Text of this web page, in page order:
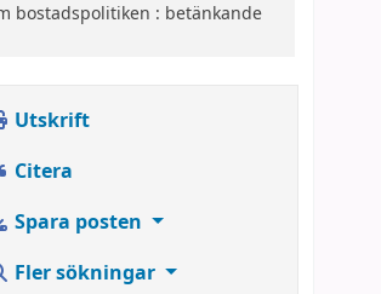
bostadspolitiken : betänkande
Utskrift
Citera
Spara posten
Fler sökningar